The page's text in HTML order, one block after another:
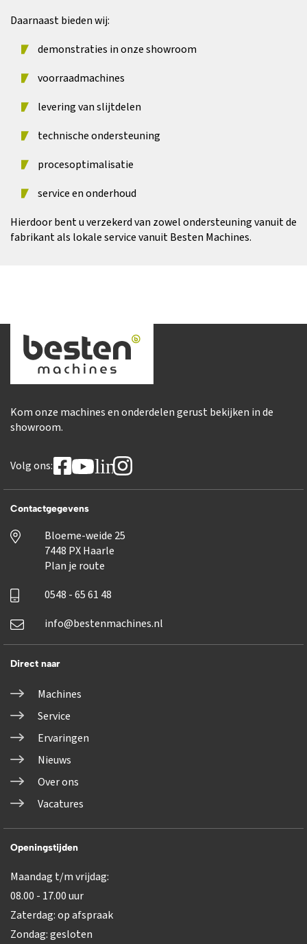
Daarnaast bieden wij:
demonstraties in onze showroom
voorraadmachines
levering van slijtdelen
technische ondersteuning
procesoptimalisatie
service en onderhoud
Hierdoor bent u verzekerd van zowel ondersteuning vanuit de
fabrikant als lokale service vanuit Besten Machines.
Kom onze machines en onderdelen gerust bekijken in de
showroom.
Volg ons: linkedin
Contactgegevens
Bloeme-weide 25
7448 PX Haarle
Plan je route
0548 - 65 61 48
info@bestenmachines.nl
Direct naar
Machines
Service
Ervaringen
Nieuws
Over ons
Vacatures
Openingstijden
Maandag t/m vrijdag:
08.00 - 17.00 uur
Zaterdag: op afspraak
Zondag: gesloten